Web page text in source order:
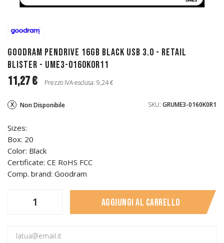
GoodRAM Pendrive 16GB BLACK USB 3.0 - retail
blister - UME3-0160K0R11
11,27 € Prezzo IVA esclusa: 9,24 €
Non Disponibile SKU: GRUME3-0160K0R1
Sizes:
Box: 20
Color: Black
Certificate: CE RoHS FCC
Comp. brand: Goodram
Aggiungi al carrello